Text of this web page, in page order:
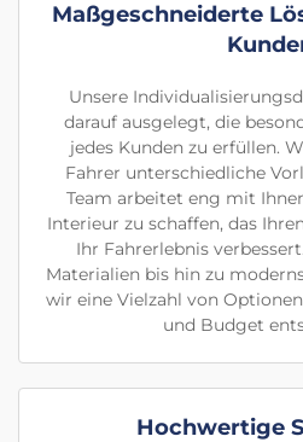
Maßgeschneiderte
Unsere
darauf ausgelegt, die
jedes Kunden zu erfüllen.
Fahrer unterschiedliche
Team arbeitet eng mit
Interieur zu schaffen, das
Ihr Fahrerlebnis
Materialien bis hin zu
wir eine Vielzahl von
und Budget
Hochwertige